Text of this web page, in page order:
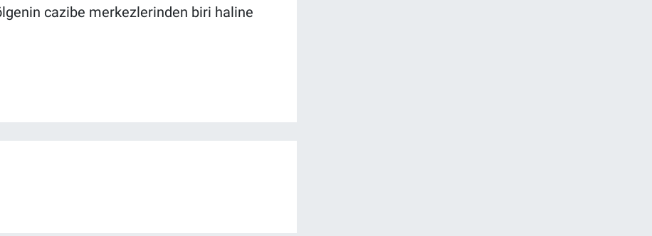
cazibe merkezlerinden biri haline